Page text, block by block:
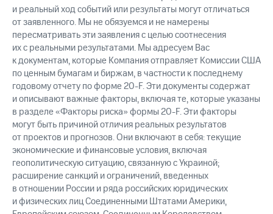
и реальный ход событий или результаты могут отличаться
от заявленного. Мы не обязуемся и не намерены
пересматривать эти заявления с целью соотнесения
их с реальными результатами. Мы адресуем Вас
к документам, которые Компания отправляет Комиссии США
по ценным бумагам и биржам, в частности к последнему
годовому отчету по форме 20-F. Эти документы содержат
и описывают важные факторы, включая те, которые указаны
в разделе «Факторы риска» формы 20-F. Эти факторы
могут быть причиной отличия реальных результатов
от проектов и прогнозов. Они включают в себя: текущие
экономические и финансовые условия, включая
геополитическую ситуацию, связанную с Украиной;
расширение санкций и ограничений, введенных
в отношении России и ряда российских юридических
и физических лиц Соединенными Штатами Америки,